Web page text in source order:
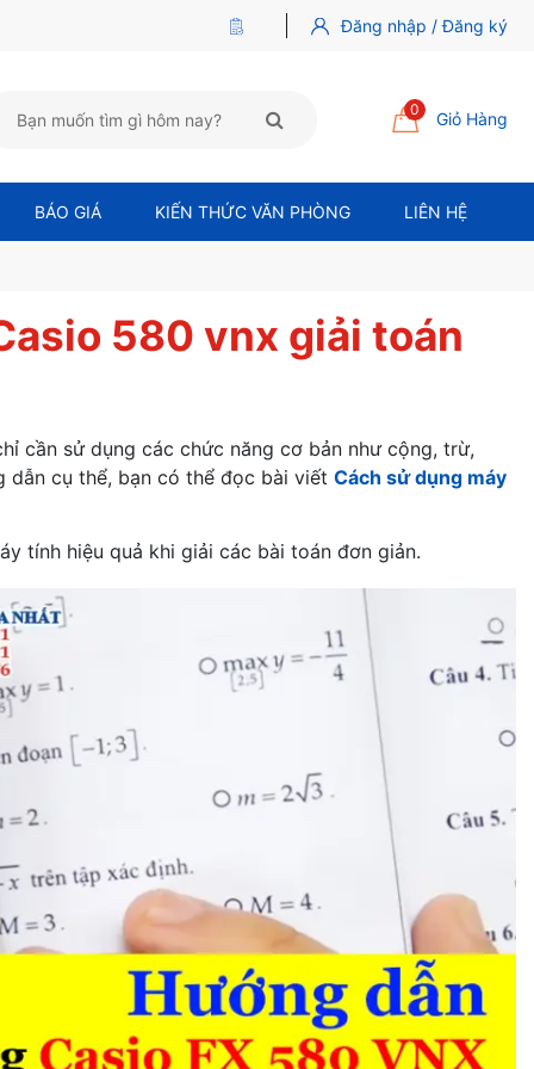
Đăng nhập / Đăng ký
0 Giỏ Hàng
BÁO GIÁ KIẾN THỨC VĂN PHÒNG LIÊN HỆ
580 vnx giải toán
cần sử dụng các chức năng cơ bản như cộng, trừ,
cụ thể, bạn có thể đọc bài viết Cách sử dụng máy
tính hiệu quả khi giải các bài toán đơn giản.